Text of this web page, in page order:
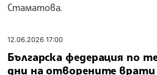
Стаматова.
12.06.2026 17:00
Българска федерация по
дни на отворените